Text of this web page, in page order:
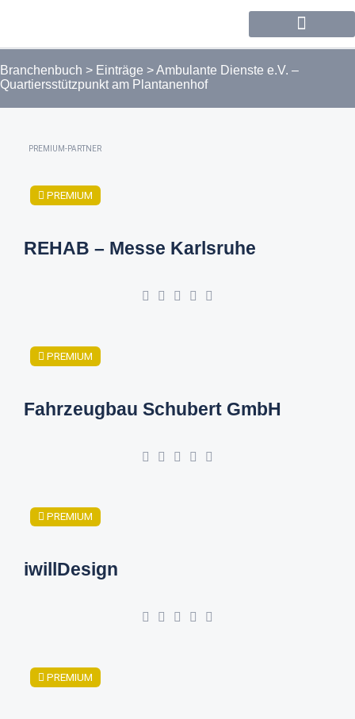
Branchenbuch > Einträge >Ambulante Dienste e.V. –
Quartiersstützpunkt am Plantanenhof
PREMIUM-PARTNER
PREMIUM
REHAB – Messe Karlsruhe
PREMIUM
Fahrzeugbau Schubert GmbH
PREMIUM
iwillDesign
PREMIUM